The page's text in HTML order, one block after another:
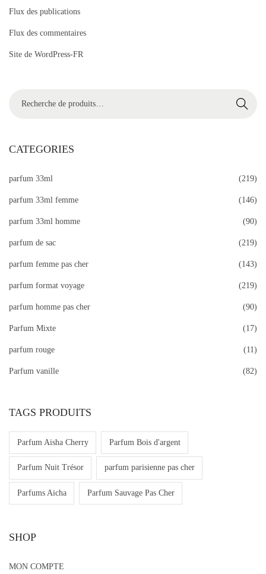
Flux des publications
Flux des commentaires
Site de WordPress-FR
h
r
r
p
r
Recherc
CATEGORIES
parfum 33ml (219)
parfum 33ml femme (146)
parfum 33ml homme (90)
parfum de sac (219)
parfum femme pas cher (143)
parfum format voyage (219)
parfum homme pas cher (90)
Parfum Mixte (17)
parfum rouge (11)
Parfum vanille (82)
TAGS PRODUITS
Parfum Aisha Cherry Parfum Bois d'argent
Parfum Nuit Trésor parfum parisienne pas cher
Parfums Aicha Parfum Sauvage Pas Cher
SHOP
MON COMPTE